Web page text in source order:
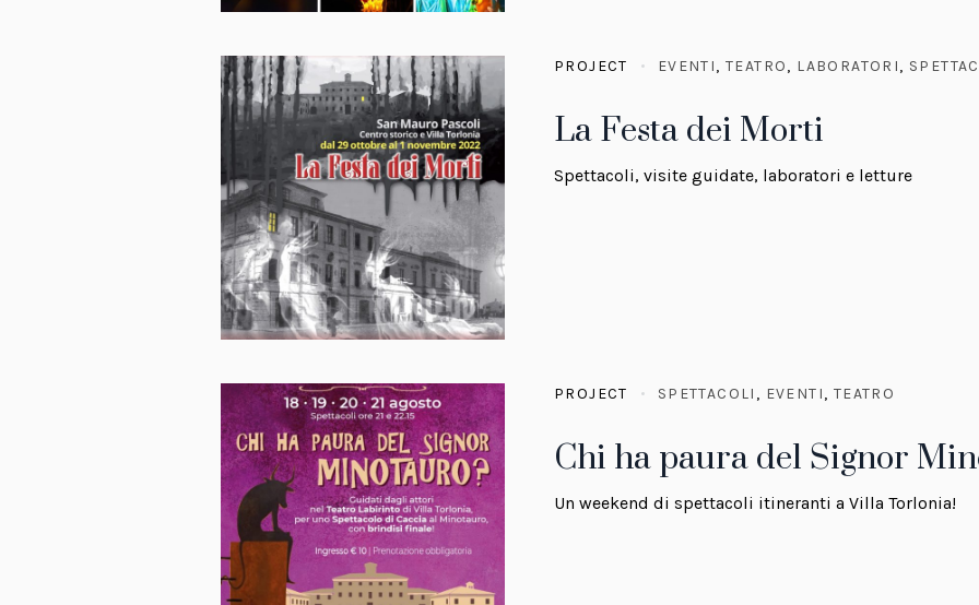
PROJECT EVENTI,TEATRO, LABORATORI,
La Festa dei Morti
Spettacoli, visite guidate, laboratori e letture
PROJECT SPETTACOLI , EVENTI, TEATRO
Chi ha paura del Signor
Un weekend di spettacoli itineranti a Villa Torlonia!